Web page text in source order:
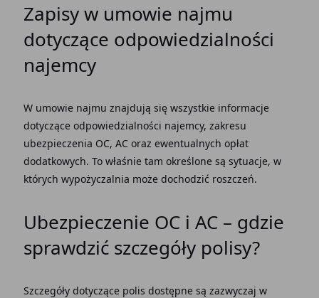
Zapisy w umowie najmu
dotyczące odpowiedzialności
najemcy
W umowie najmu znajdują się wszystkie informacje
dotyczące odpowiedzialności najemcy, zakresu
ubezpieczenia OC, AC oraz ewentualnych opłat
dodatkowych. To właśnie tam określone są sytuacje, w
których wypożyczalnia może dochodzić roszczeń.
Ubezpieczenie OCi AC – gdzie
sprawdzić szczegóły polisy?
Szczegóły dotyczące polis dostępne są zazwyczaj w